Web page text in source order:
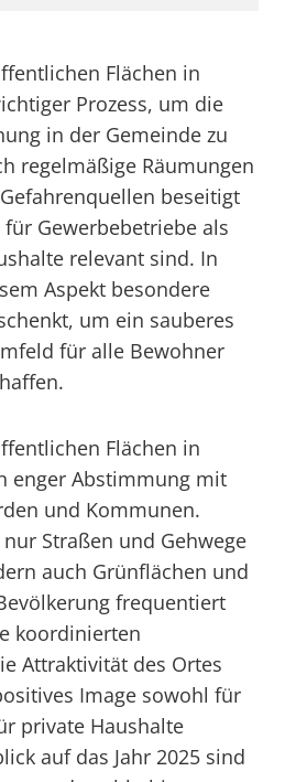
Flächen in
Prozess, um die
in der Gemeinde zu
regelmäßige Räumungen
beseitigt
Gewerbebetriebe als
relevant sind. In
Aspekt besondere
um ein sauberes
für alle Bewohner
Flächen in
enger Abstimmung mit
und Kommunen.
Straßen und Gehwege
auch Grünflächen und
frequentiert
koordinierten
Attraktivität des Ortes
Image sowohl für
private Haushalte
auf das Jahr 2025 sind